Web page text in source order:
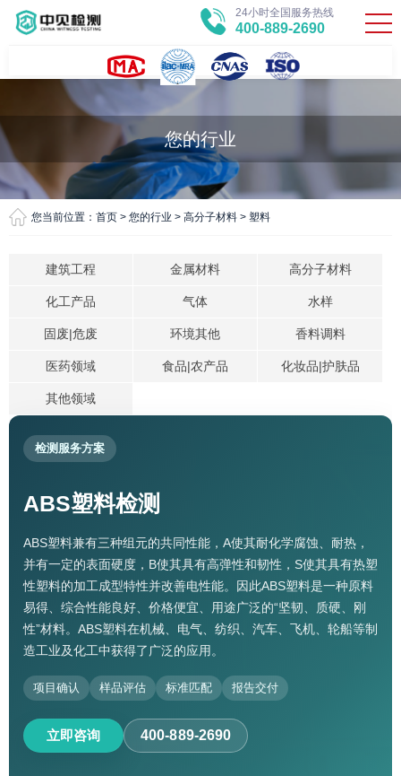
24小时全国服务热线
400-889-2690
您的行业
您当前位置： 首页 > 您的行业 > 高分子材料 > 塑料
建筑工程 金属材料 高分子材料
化工产品 气体 水样
固废|危废 环境其他 香料调料
医药领域 食品|农产品 化妆品|护肤品
其他领域
检测服务方案
ABS塑料检测
ABS塑料兼有三种组元的共同性能，A使其耐化学腐蚀、耐热，
并有一定的表面硬度，B使其具有高弹性和韧性，S使其具有热塑
性塑料的加工成型特性并改善电性能。因此ABS塑料是一种原料
易得、综合性能良好、价格便宜、用途广泛的“坚韧、质硬、刚
性”材料。ABS塑料在机械、电气、纺织、汽车、飞机、轮船等制
造工业及化工中获得了广泛的应用。
项目确认 样品评估 标准匹配 报告交付
立即咨询 400-889-2690